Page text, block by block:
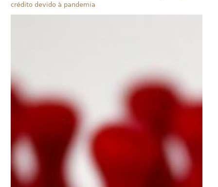
crédito devido à pandemia